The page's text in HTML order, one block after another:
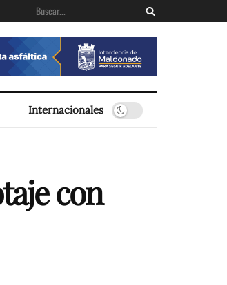
Internacionales
con